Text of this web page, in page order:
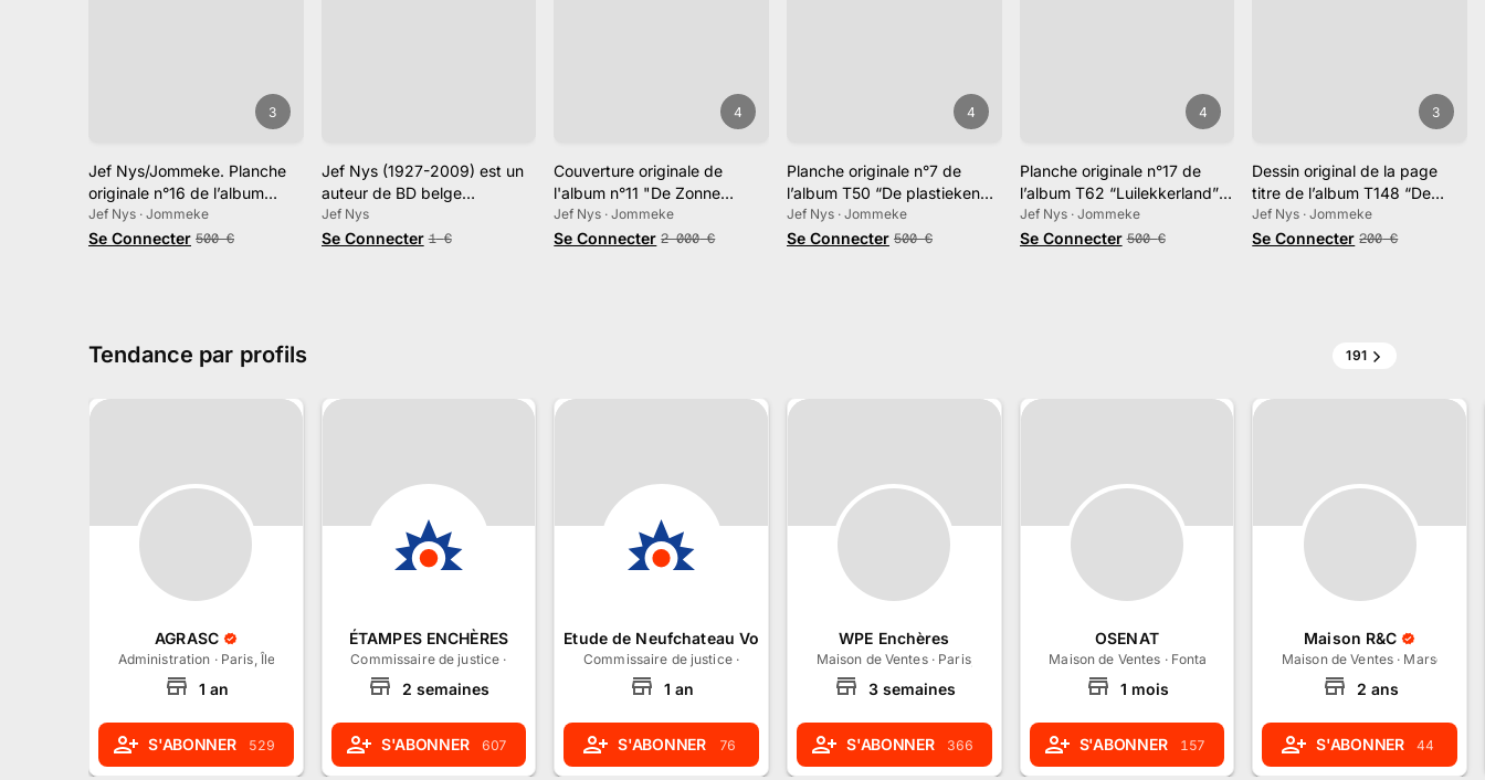
3
Jef Nys/Jommeke. Planche
originale n°16 de l’album…
Jef Nys · Jommeke
Se Connecter 500 €
Jef Nys (1927-2009) est un
auteur de BD belge
d’expression néerlandaise et
le père spirituel des héros Gil
Jef Nys
Se Connecter 1 €
4
Couverture originale de
l'album n°11 "De Zonne
mummie".
Jef Nys · Jommeke
Se Connecter 2 000 €
4
Planche originale n°7 de
l’album T50 “De plastieken
walvis”
Jef Nys · Jommeke
Se Connecter 500 €
4
Planche originale n°17 de
l’album T62 “Luilekkerland”
illustrant l'arrivée et le
débarquement des 4 héros
Jef Nys · Jommeke
Se Connecter 500 €
3
Dessin original de la page
titre de l’album T148 “De
vliegende brigade”.
Jef Nys · Jommeke
Se Connecter 200 €
Tendance par profils 191
AGRASC
Administration · Paris, Île-de-France
1 an
S'ABONNER 529
ÉTAMPES ENCHÈRES
Commissaire de justice · Morigny-Champigny, Île-de-France
2 semaines
S'ABONNER 607
Etude de Neufchateau Vosges
Commissaire de justice· Neufchâteau, Grand Est
1 an
S'ABONNER 76
WPE Enchères
Maison de Ventes· Paris, Île-de-France
3 semaines
S'ABONNER 366
OSENAT
Maison de Ventes · Fontainebleau, Île-de-France
1 mois
S'ABONNER 157
Maison R&C
Maison de Ventes · Marseille,
2 ans
S'ABONNER 44